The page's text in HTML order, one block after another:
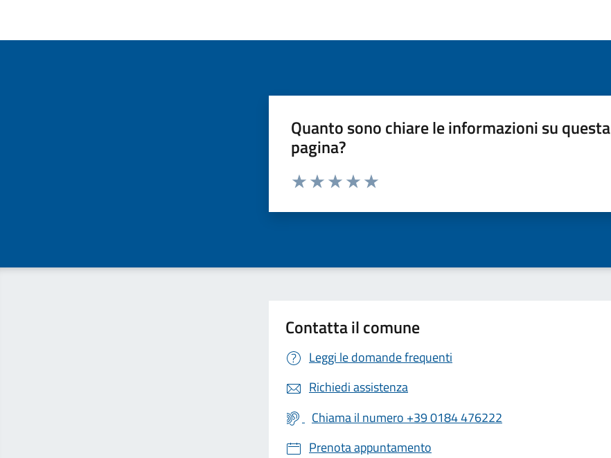
Quanto sono chiare le informazioni su questa
pagina?
Valuta da 1 a 5 stelle la pagina
Contatta il comune
Leggi le domande frequenti
Richiedi assistenza
Chiama il numero +39 0184 476222
Prenota appuntamento